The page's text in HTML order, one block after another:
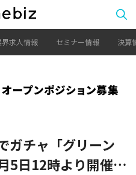
界求人情報 セミナー情報 決算
ガチャ「グリーン
5日12時より開催…